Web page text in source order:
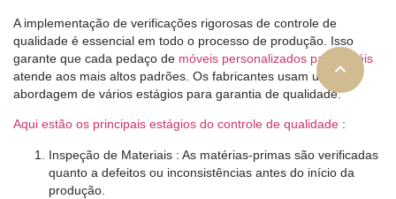
A implementação de verificações rigorosas de controle de
qualidade é essencial em todo o processo de produção. Isso
garante que cada pedaço de móveis personalizados para hotéis
atende aos mais altos padrões. Os fabricantes usam uma
abordagem de vários estágios para garantia de qualidade.
Aqui estão os principais estágios do controle de qualidade :
Inspeção de Materiais : As matérias-primas são verificadas
quanto a defeitos ou inconsistências antes do início da
produção.